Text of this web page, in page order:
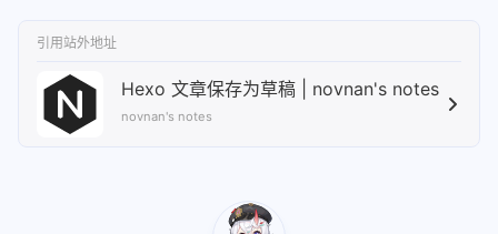
39
41
42
      - name: 安装插件
        run:
          npm install
引用站外地址
Hexo 文章保存为草稿 | novnan's notes
novnan's notes